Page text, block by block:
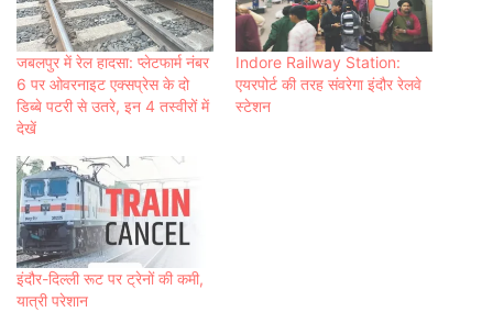
जबलपुर में रेल हादसा: प्लेटफार्म नंबर
6 पर ओवरनाइट एक्सप्रेस के दो
डिब्बे पटरी से उतरे, इन 4 तस्वीरों में
देखें
Indore Railway Station:
एयरपोर्ट की तरह संवरेगा इंदौर रेलवे
स्टेशन
इंदौर-दिल्ली रूट पर ट्रेनों की कमी,
यात्री परेशान